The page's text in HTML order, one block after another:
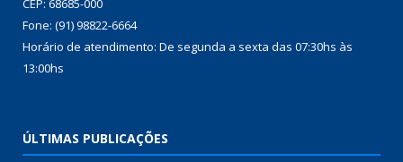
CEP: 68685-000
Fone: (91) 98822-6664
Horário de atendimento: De segunda a sexta das 07:30hs às
13:00hs
ÚLTIMAS PUBLICAÇÕES